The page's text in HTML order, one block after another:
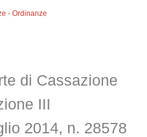
- Ordinanze
di Cassazione
III
2014, n. 28578